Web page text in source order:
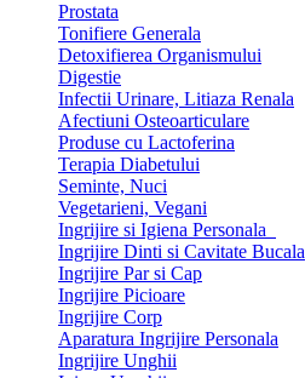
Prostata
Tonifiere Generala
Detoxifierea Organismului
Digestie
Infectii Urinare, Litiaza Renala
Afectiuni Osteoarticulare
Produse cu Lactoferina
Terapia Diabetului
Seminte, Nuci
Vegetarieni, Vegani
Ingrijire si Igiena Personala
Ingrijire Dinti si Cavitate Bucala
Ingrijire Par si Cap
Ingrijire Picioare
Ingrijire Corp
Aparatura Ingrijire Personala
Ingrijire Unghii